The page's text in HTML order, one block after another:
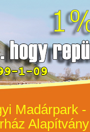
Madárpark -
Alapítvány